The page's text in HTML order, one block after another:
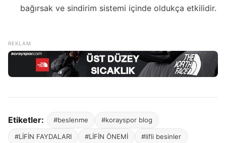
bağırsak ve sindirim sistemi içinde oldukça etkilidir.
Etiketler: #beslenme #korayspor blog
#LİFİN FAYDALARI #LİFİN ÖNEMİ #lifli besinler